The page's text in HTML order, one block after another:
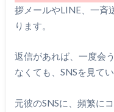
拶メールやLINE、一斉
ります。
返信があれば、一度会
なくても、SNSを見て
元彼のSNSに、頻繁に